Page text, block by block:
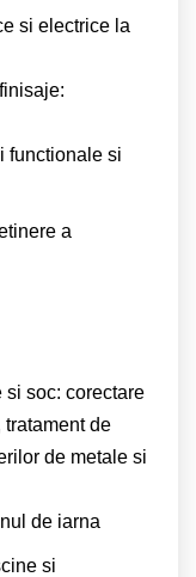
si electrice la
functionale si
a
si soc: corectare
tratament de
de metale si
de iarna
si